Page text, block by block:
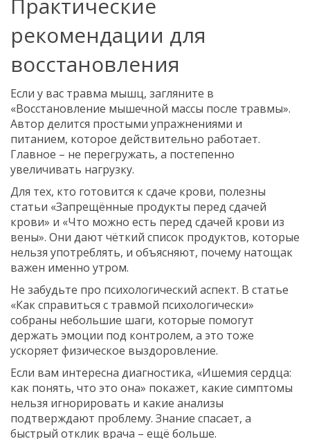
Практические
рекомендации для
восстановления
Если у вас травма мышц, загляните в
«Восстановление мышечной массы после травмы».
Автор делится простыми упражнениями и
питанием, которое действительно работает.
Главное – не перегружать, а постепенно
увеличивать нагрузку.
Для тех, кто готовится к сдаче крови, полезны
статьи «Запрещённые продукты перед сдачей
крови» и «Что можно есть перед сдачей крови из
вены». Они дают чёткий список продуктов, которые
нельзя употреблять, и объясняют, почему натощак
важен именно утром.
Не забудьте про психологический аспект. В статье
«Как справиться с травмой психологически»
собраны небольшие шаги, которые помогут
держать эмоции под контролем, а это тоже
ускоряет физическое выздоровление.
Если вам интересна диагностика, «Ишемия сердца:
как понять, что это она» покажет, какие симптомы
нельзя игнорировать и какие анализы
подтверждают проблему. Знание спасает, а
быстрый отклик врача – ещё больше.